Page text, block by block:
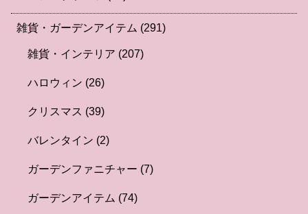
雑貨・ガーデンアイテム (291)
雑貨・インテリア (207)
ハロウィン (26)
クリスマス (39)
バレンタイン (2)
ガーデンファニチャー (7)
ガーデンアイテム (74)